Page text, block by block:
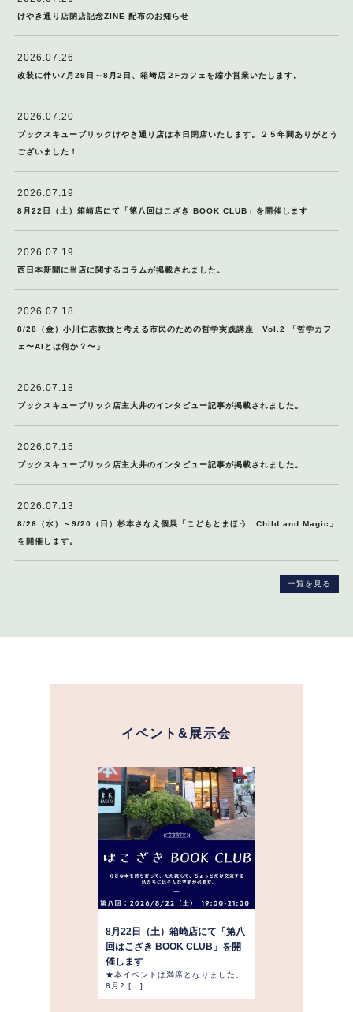
けやき通り店閉店記念ZINE 配布のお知らせ
2026.07.26
改装に伴い7月29日～8月2日、箱﨑店２Fカフェを縮小営業いたします。
2026.07.20
ブックスキューブリックけやき通り店は本日閉店いたします。２５年間ありがとう
ございました！
2026.07.19
8月22日（土）箱崎店にて「第八回はこざき BOOK CLUB」を開催します
2026.07.19
西日本新聞に当店に関するコラムが掲載されました。
2026.07.18
8/28（金）小川仁志教授と考える市民のための哲学実践講座 Vol.2 「哲学カフ
ェ〜AIとは何か？〜」
2026.07.18
ブックスキューブリック店主大井のインタビュー記事が掲載されました。
2026.07.15
ブックスキューブリック店主大井のインタビュー記事が掲載されました。
2026.07.13
8/26（水）～9/20（日）杉本さなえ個展「こどもとまほう Child and Magic」
を開催します。
一覧を見る
イベント&展示会
8月22日（土）箱崎店にて「第八
回はこざき BOOK CLUB」を開
催します
★本イベントは満席となりました。
8月2 […]